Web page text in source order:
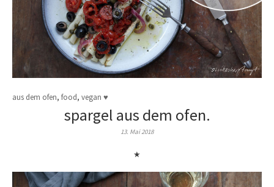
aus dem ofen, food, vegan ♥
spargel aus dem ofen.
13. Mai 2018
★